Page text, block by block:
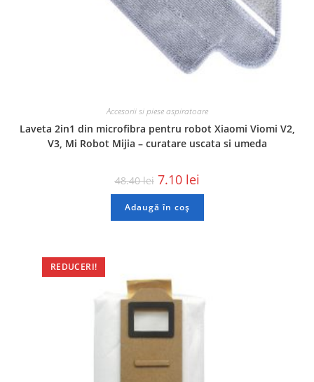
Accesorii si piese aspiratoare
Laveta 2in1 din microfibra pentru robot Xiaomi Viomi V2,
V3, Mi Robot Mijia – curatare uscata si umeda
48.40lei 7.10 lei
Adaugă în coș
REDUCERI!